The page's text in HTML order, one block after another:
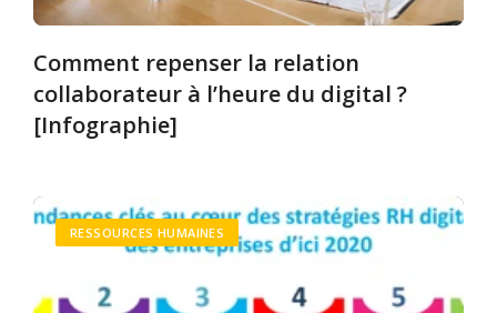
Comment repenser la relation
collaborateur à l’heure du digital ?
[Infographie]
RESSOURCES HUMAINES